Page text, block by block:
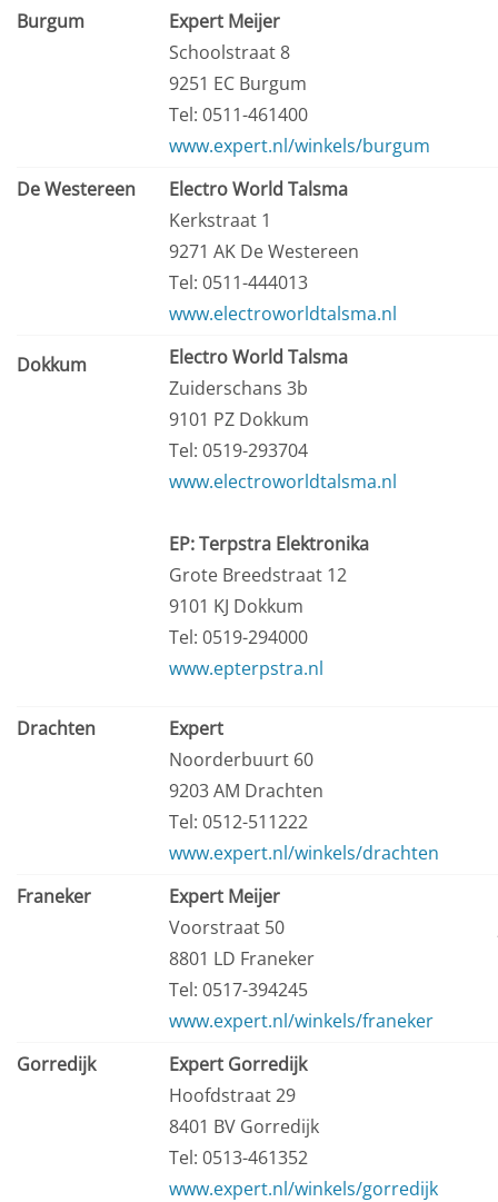
Burgum
Expert Meijer
Schoolstraat 8
9251 EC Burgum
Tel: 0511-461400
www.expert.nl/winkels/burgum
De Westereen
Electro World Talsma
Kerkstraat 1
9271 AK De Westereen
Tel: 0511-444013
www.electroworldtalsma.nl
Dokkum
Electro World Talsma
Zuiderschans 3b
9101 PZ Dokkum
Tel: 0519-293704
www.electroworldtalsma.nl
EP: Terpstra Elektronika
Grote Breedstraat 12
9101 KJ Dokkum
Tel: 0519-294000
www.epterpstra.nl
Drachten
Expert
Noorderbuurt 60
9203 AM Drachten
Tel: 0512-511222
www.expert.nl/winkels/drachten
Franeker
Expert Meijer
Voorstraat 50
8801 LD Franeker
Tel: 0517-394245
www.expert.nl/winkels/franeker
Gorredijk
Expert Gorredijk
Hoofdstraat 29
8401 BV Gorredijk
Tel: 0513-461352
www.expert.nl/winkels/gorredijk